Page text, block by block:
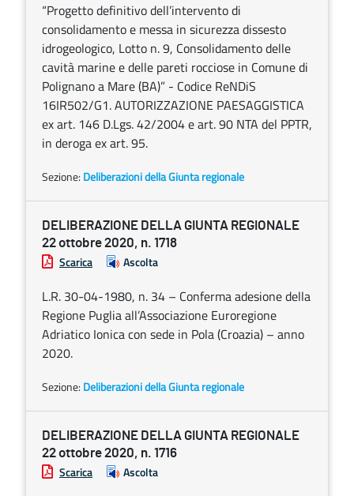
“Progetto definitivo dell’intervento di
consolidamento e messa in sicurezza dissesto
idrogeologico, Lotto n. 9, Consolidamento delle
cavità marine e delle pareti rocciose in Comune di
Polignano a Mare (BA)” - Codice ReNDiS
16IR502/G1. AUTORIZZAZIONE PAESAGGISTICA
ex art. 146 D.Lgs. 42/2004 e art. 90 NTA del PPTR,
in deroga ex art. 95.
Sezione: Deliberazioni della Giunta regionale
DELIBERAZIONE DELLA GIUNTA REGIONALE
22 ottobre 2020, n. 1718
Scarica Ascolta
L.R. 30-04-1980, n. 34 – Conferma adesione della
Regione Puglia all’Associazione Euroregione
Adriatico Ionica con sede in Pola (Croazia) – anno
2020.
Sezione: Deliberazioni della Giunta regionale
DELIBERAZIONE DELLA GIUNTA REGIONALE
22 ottobre 2020, n. 1716
Scarica Ascolta